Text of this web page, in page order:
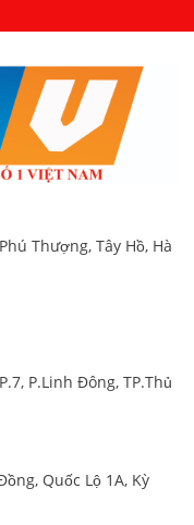
Thượng, Tây Hồ, Hà
P.Linh Đông, TP.Thủ
Quốc Lộ 1A, Kỳ